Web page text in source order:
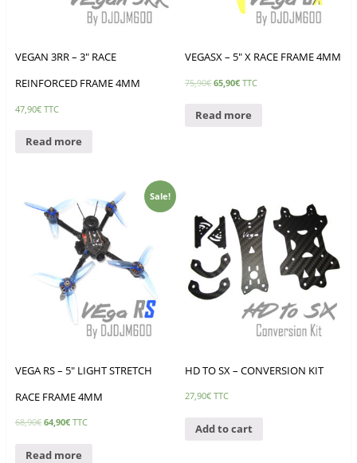
VEGAN 3RR – 3″ RACE
REINFORCED FRAME 4MM
47,90€ TTC
Read more
VEGASX – 5″ X RACE FRAME 4MM
75,90€ 65,90€ TTC
Read more
Sale!
VEGA RS – 5″ LIGHT STRETCH
RACE FRAME 4MM
68,90€ 64,90€ TTC
Read more
HD TO SX – CONVERSION KIT
27,90€ TTC
Add to cart